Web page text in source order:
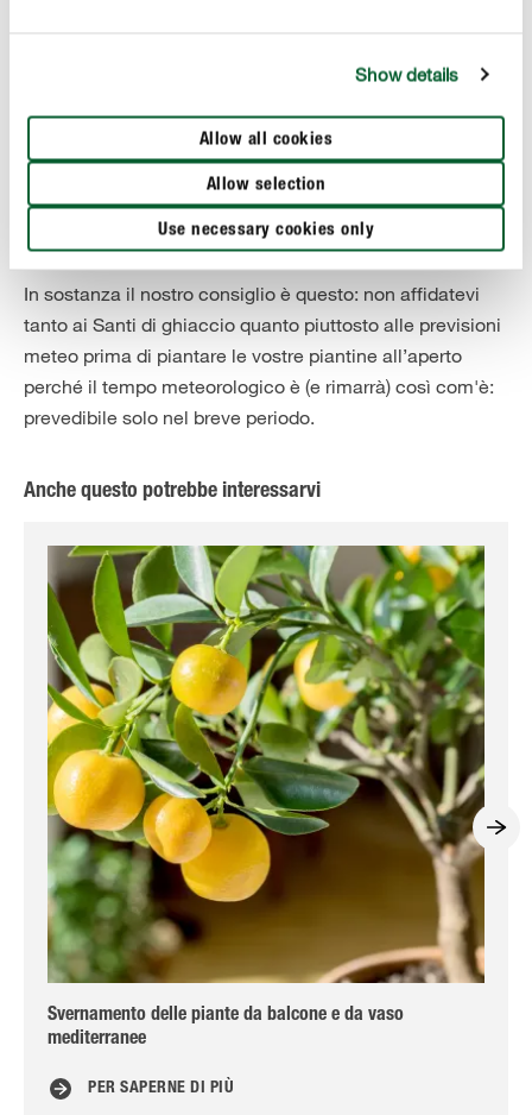
Show details
Allow all cookies
Allow selection
Use necessary cookies only
calendario, secondo il nostro calendario attuale il
spostato a ritroso di altrettanti giorni (i giorni di gelo
dovrebbero quindi essere previsti solo tra il 21 e il 25
maggio). La data dei Santi di ghiaccio varia, inoltre, a
seconda dei Paesi Europei.
In sostanza il nostro consiglio è questo: non affidatevi
tanto ai Santi di ghiaccio quanto piuttosto alle previsioni
meteo prima di piantare le vostre piantine all’aperto
perché il tempo meteorologico è (e rimarrà) così com'è:
prevedibile solo nel breve periodo.
Anche questo potrebbe interessarvi
Svernamento delle piante da balcone e da vaso
mediterranee
PER SAPERNE DI PIÙ